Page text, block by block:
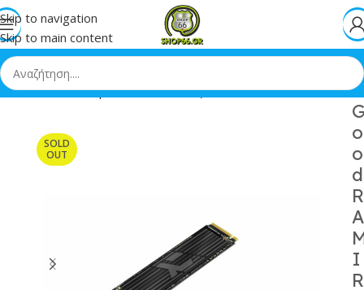
Skip to navigation
Skip to main content
NVMe PCI Express 4.0 Κωδικός IRP-SSDPR-P44A-2K0-80
SOLD
OUT
o
o
d
R
A
I
R